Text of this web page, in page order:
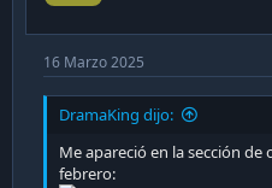
16 Marzo 2025
DramaKing dijo:
Me apareció en la sección
febrero: